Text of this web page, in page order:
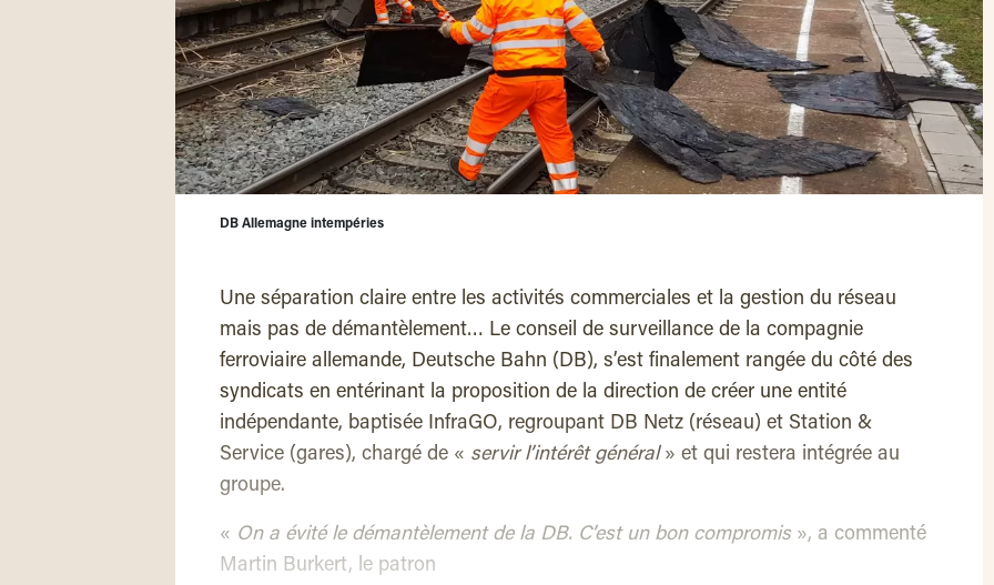
DB Allemagne intempéries
Une séparation claire entre les activités commerciales et la gestion du réseau
mais pas de démantèlement… Le conseil de surveillance de la compagnie
ferroviaire allemande, Deutsche Bahn (DB), s’est finalement rangée du côté des
syndicats en entérinant la proposition de la direction de créer une entité
indépendante, baptisée InfraGO, regroupant DB Netz (réseau) et Station &
Service (gares), chargé de « servir l’intérêt général » et qui restera intégrée au
groupe.
« On a évité le démantèlement de la DB. C’est un bon compromis », a commenté
Martin Burkert, le patron